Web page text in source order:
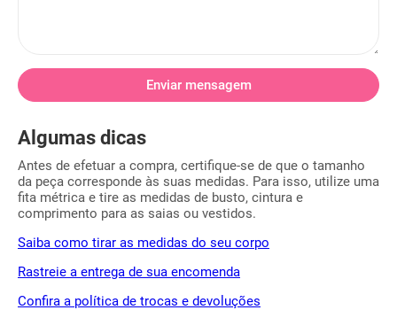
Algumas dicas
Antes de efetuar a compra, certifique-se de que o tamanho
da peça corresponde às suas medidas. Para isso, utilize uma
fita métrica e tire as medidas de busto, cintura e
comprimento para as saias ou vestidos.
Saiba como tirar as medidas do seu corpo
Rastreie a entrega de sua encomenda
Confira a política de trocas e devoluções